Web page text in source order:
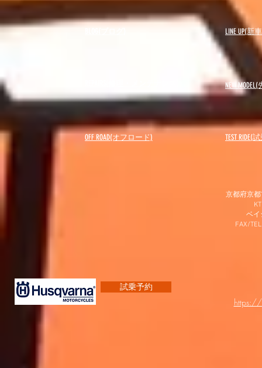
LINE UP(新
NEW MODEL(
OFF ROAD(オフロード) ​TEST RIDE(
京都府京
ベイ
FAX/
試乗予約
https://